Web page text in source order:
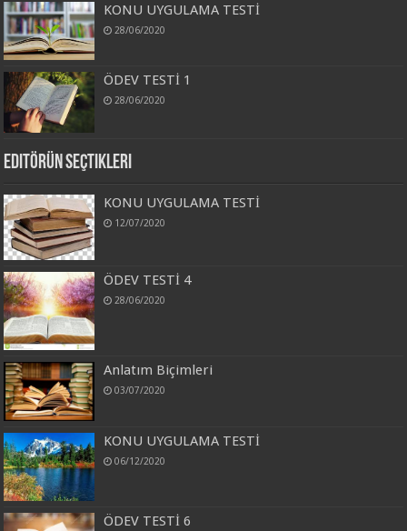
KONU UYGULAMA TESTİ
28/06/2020
ÖDEV TESTİ 1
28/06/2020
Editörün Seçtikleri
KONU UYGULAMA TESTİ
12/07/2020
ÖDEV TESTİ 4
28/06/2020
Anlatım Biçimleri
03/07/2020
KONU UYGULAMA TESTİ
06/12/2020
ÖDEV TESTİ 6